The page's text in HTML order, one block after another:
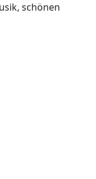
schönen